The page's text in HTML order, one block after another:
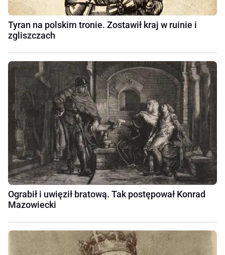
Tyran na polskim tronie. Zostawił kraj w ruinie i
zgliszczach
Ograbił i uwięził bratową. Tak postępował Konrad
Mazowiecki